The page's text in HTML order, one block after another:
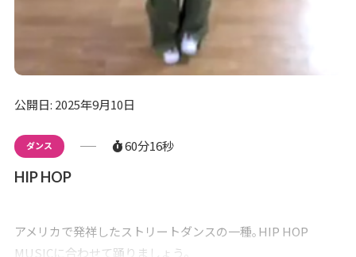
公開日: 2025年9月10日
ダンス 60分16秒
HIP HOP
アメリカで発祥したストリートダンスの一種｡HIP HOP
MUSICに合わせて踊りましょう。